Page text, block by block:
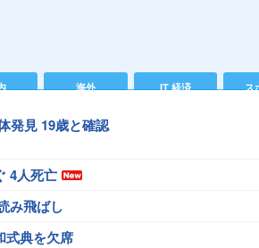
海外 IT 経済 ス
発見 19歳と確認
4人死亡
み飛ばし
式典を欠席